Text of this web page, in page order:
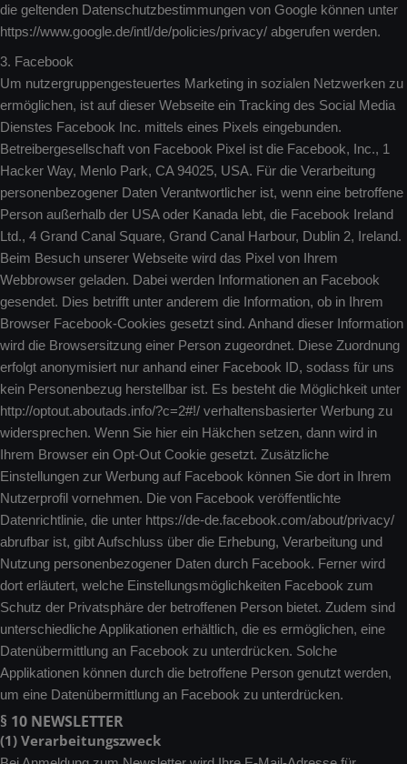
die geltenden Datenschutzbestimmungen von Google können unter
https://www.google.de/intl/de/policies/privacy/ abgerufen werden.
3. Facebook
Um nutzergruppengesteuertes Marketing in sozialen Netzwerken zu
ermöglichen, ist auf dieser Webseite ein Tracking des Social Media
Dienstes Facebook Inc. mittels eines Pixels eingebunden.
Betreibergesellschaft von Facebook Pixel ist die Facebook, Inc., 1
Hacker Way, Menlo Park, CA 94025, USA. Für die Verarbeitung
personenbezogener Daten Verantwortlicher ist, wenn eine betroffene
Person außerhalb der USA oder Kanada lebt, die Facebook Ireland
Ltd., 4 Grand Canal Square, Grand Canal Harbour, Dublin 2, Ireland.
Beim Besuch unserer Webseite wird das Pixel von Ihrem
Webbrowser geladen. Dabei werden Informationen an Facebook
gesendet. Dies betrifft unter anderem die Information, ob in Ihrem
Browser Facebook-Cookies gesetzt sind. Anhand dieser Information
wird die Browsersitzung einer Person zugeordnet. Diese Zuordnung
erfolgt anonymisiert nur anhand einer Facebook ID, sodass für uns
kein Personenbezug herstellbar ist. Es besteht die Möglichkeit unter
http://optout.aboutads.info/?c=2#!/ verhaltensbasierter Werbung zu
widersprechen. Wenn Sie hier ein Häkchen setzen, dann wird in
Ihrem Browser ein Opt-Out Cookie gesetzt. Zusätzliche
Einstellungen zur Werbung auf Facebook können Sie dort in Ihrem
Nutzerprofil vornehmen. Die von Facebook veröffentlichte
Datenrichtlinie, die unter https://de-de.facebook.com/about/privacy/
abrufbar ist, gibt Aufschluss über die Erhebung, Verarbeitung und
Nutzung personenbezogener Daten durch Facebook. Ferner wird
dort erläutert, welche Einstellungsmöglichkeiten Facebook zum
Schutz der Privatsphäre der betroffenen Person bietet. Zudem sind
unterschiedliche Applikationen erhältlich, die es ermöglichen, eine
Datenübermittlung an Facebook zu unterdrücken. Solche
Applikationen können durch die betroffene Person genutzt werden,
um eine Datenübermittlung an Facebook zu unterdrücken.
§ 10 NEWSLETTER
(1) Verarbeitungszweck